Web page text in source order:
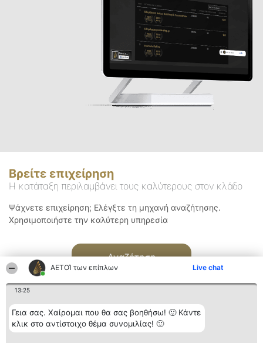
ΑΕΤΟΊ των επίπλων Live chat
13:25
Γεια σας. Χαίρομαι που θα σας βοηθήσω! 🙂 Κάντε
κλικ στο αντίστοιχο θέμα συνομιλίας! 🙂
Βρείτε επιχείρηση
Η κατάταξη περιλαμβάνει τους καλύτερους στον κλάδο
Ψάχνετε επιχείρηση; Ελέγξτε τη μηχανή αναζήτησης.
Χρησιμοποιήστε την καλύτερη υπηρεσία
Αναζήτηση